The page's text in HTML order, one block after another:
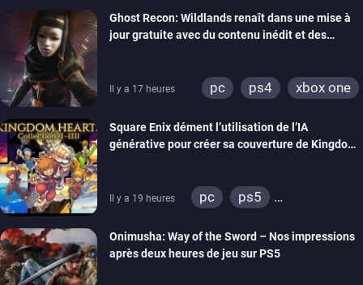
xbox one
nintendo 64
Ghost Recon: Wildlands renaît dans une mise à
jour gratuite avec du contenu inédit et des
Il y a 17 heures pc ps4 xbox one
Square Enix dément l’utilisation de l’IA
générative pour créer sa couverture de Kingdom
Il y a 19 heures pc
ps5
Onimusha: Way of the Sword – Nos impressions
après deux heures de jeu sur PS5